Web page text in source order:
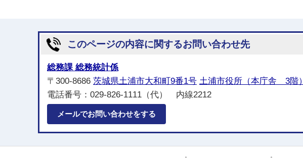
このページの内容に関するお問い合わせ先
総務課 総務統計係
〒300-8686 茨城県土浦市大和町9番1号 土浦市役所（本庁舎 3階）
電話番号：029-826-1111（代） 内線2212
メールでお問い合わせをする